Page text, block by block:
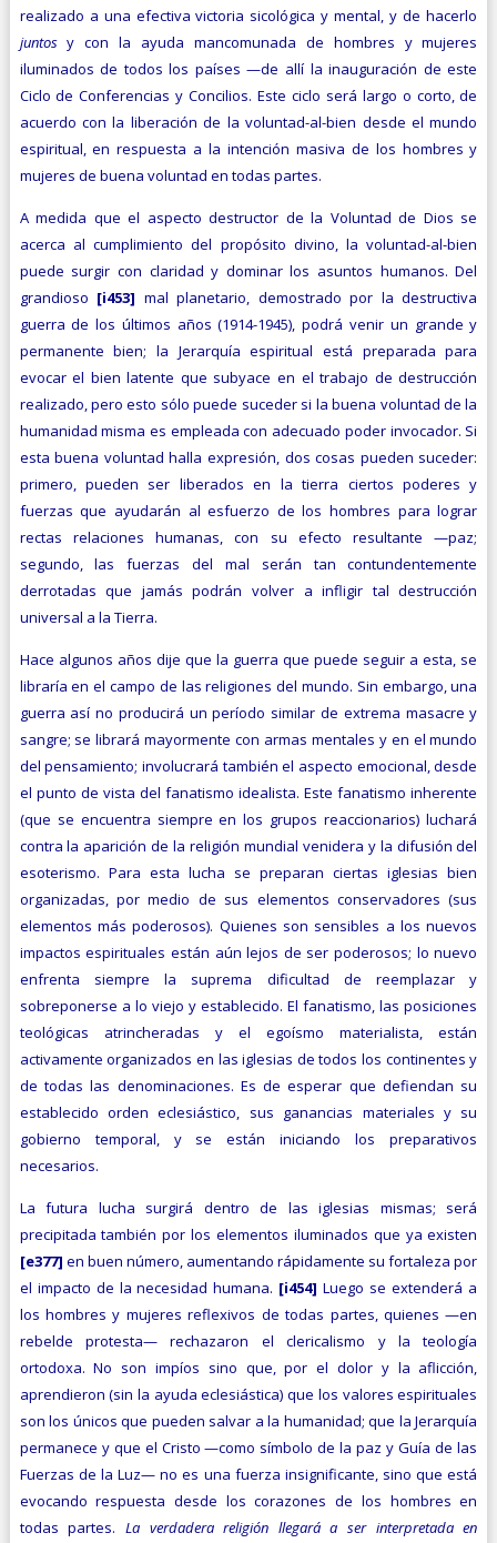
realizado a una efectiva victoria sicológica y mental, y de hacerlo
juntosy con la ayuda mancomunada de hombres y mujeres
iluminados de todos los países —de allí la inauguración de este
Ciclo de Conferencias y Concilios. Este ciclo será largo o corto, de
acuerdo con la liberación de la voluntad-al-bien desde el mundo
espiritual, en respuesta a la intención masiva de los hombres y
mujeres de buena voluntad en todas partes.
A medida que el aspecto destructor de la Voluntad de Dios se
acerca al cumplimiento del propósito divino, la voluntad-al-bien
puede surgir con claridad y dominar los asuntos humanos. Del
grandioso [i453] mal planetario, demostrado por la destructiva
guerra de los últimos años (1914-1945), podrá venir un grande y
permanente bien; la Jerarquía espiritual está preparada para
evocar el bien latente que subyace en el trabajo de destrucción
realizado, pero esto sólo puede suceder si la buena voluntad de la
humanidad misma es empleada con adecuado poder invocador. Si
esta buena voluntad halla expresión, dos cosas pueden suceder:
primero, pueden ser liberados en la tierra ciertos poderes y
fuerzas que ayudarán al esfuerzo de los hombres para lograr
rectas relaciones humanas, con su efecto resultante —paz;
segundo, las fuerzas del mal serán tan contundentemente
derrotadas que jamás podrán volver a infligir tal destrucción
universal a la Tierra.
Hace algunos años dije que la guerra que puede seguir a esta, se
libraría en el campo de las religiones del mundo. Sin embargo, una
guerra así no producirá un período similar de extrema masacre y
sangre; se librará mayormente con armas mentales y en el mundo
del pensamiento; involucrará también el aspecto emocional, desde
el punto de vista del fanatismo idealista. Este fanatismo inherente
(que se encuentra siem­pre en los grupos reaccionarios) luchará
contra la aparición de la religión mundial venidera y la difusión del
esoterismo. Para esta lucha se preparan ciertas iglesias bien
organizadas, por me­dio de sus elementos conservadores (sus
elementos más pode­rosos). Quienes son sensibles a los nuevos
impactos espirituales están aún lejos de ser poderosos; lo nuevo
enfrenta siempre la suprema dificultad de reemplazar y
sobreponerse a lo viejo y establecido. El fanatismo, las posiciones
teológicas atrincheradas y el egoísmo materialista, están
activamente organizados en las iglesias de todos los continentes y
de todas las denominaciones. Es de esperar que defiendan su
establecido orden eclesiástico, sus ganancias materiales y su
gobierno temporal, y se están iniciando los preparativos
necesarios.
La futura lucha surgirá dentro de las iglesias mismas; será
precipitada también por los elementos iluminados que ya existen
[e377] en buen número, aumentando rápidamente su fortaleza por
el impacto de la necesidad humana. [i454]Luego se extenderá a
los hombres y mujeres reflexivos de todas partes, quienes —en
rebelde protesta— rechazaron el clericalismo y la teología
ortodoxa. No son impíos sino que, por el dolor y la aflicción,
aprendieron (sin la ayuda eclesiástica) que los valores espirituales
son los únicos que pueden salvar a la humanidad; que la Jerarquía
permanece y que el Cristo —como símbolo de la paz y Guía de las
Fuerzas de la Luz— no es una fuerza insignificante, sino que está
evocando respuesta desde los corazones de los hombres en
todas partes. La verdadera religión llegará a ser interpretada en